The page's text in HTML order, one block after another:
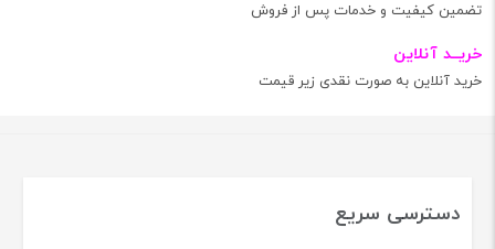
تضمین کیفیت و خدمات پس از فروش
خریــد آنلاین
خرید آنلاین به صورت نقدی زیر قیمت
دسترسی سریع